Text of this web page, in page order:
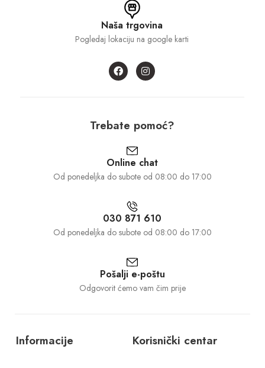
Naša trgovina
Pogledaj lokaciju na google karti
Trebate pomoć?
Online chat
Od ponedeljka do subote od 08:00 do 17:00
030 871 610
Od ponedeljka do subote od 08:00 do 17:00
Pošalji e-poštu
Odgovorit ćemo vam čim prije
Informacije Korisnički centar